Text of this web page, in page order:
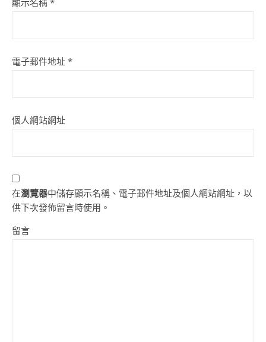
顯示名稱 *
電子郵件地址 *
個人網站網址
在瀏覽器中儲存顯示名稱、電子郵件地址及個人網站網址，以
供下次發佈留言時使用。
留言